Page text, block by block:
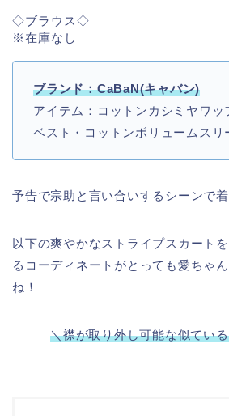
◇ブラウス◇
※在庫なし
ブランド：CaBaN(キャバン)
アイテム：コットンカシミヤワッ
ベスト・コットンボリュームスリ
予告で宗助と言い合いするシーンで
以下の爽やかなストライプスカート
るコーディネートがとっても愛ちゃ
ね！
＼襟が取り外し可能な似てい